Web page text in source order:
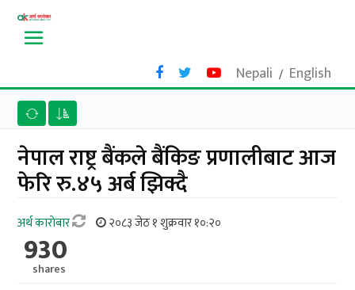
Nepali / English
नेपाल राष्ट्र बैंकले बैंकिङ प्रणालीबाट आज
फेरि रु.४५ अर्ब झिक्दै
अर्थ काराेबार २०८३ जेठ १ शुक्रवार १०:२०
930
shares